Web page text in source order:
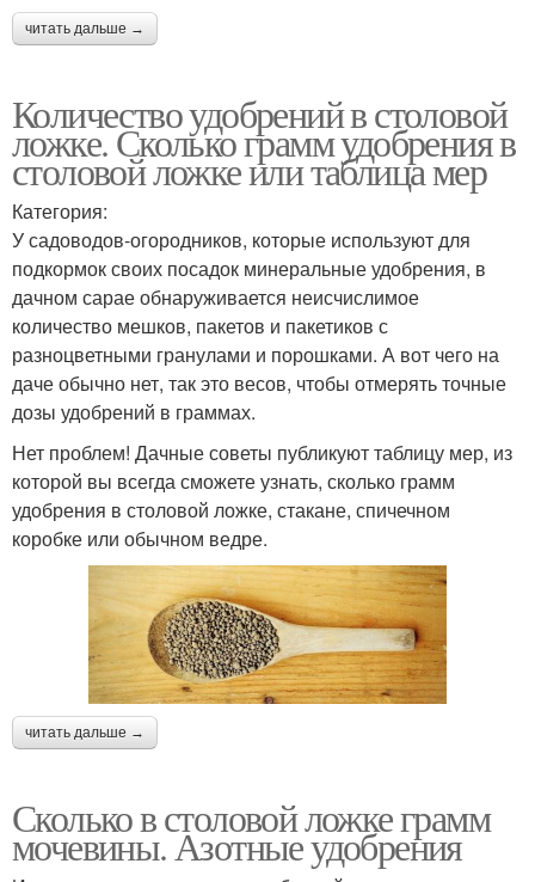
читать дальше →
Количество удобрений в столовой
ложке. Сколько грамм удобрения в
столовой ложке или таблица мер
Категория:
У садоводов-огородников, которые используют для
подкормок своих посадок минеральные удобрения, в
дачном сарае обнаруживается неисчислимое
количество мешков, пакетов и пакетиков с
разноцветными гранулами и порошками. А вот чего на
даче обычно нет, так это весов, чтобы отмерять точные
дозы удобрений в граммах.
Нет проблем! Дачные советы публикуют таблицу мер, из
которой вы всегда сможете узнать, сколько грамм
удобрения в столовой ложке, стакане, спичечном
коробке или обычном ведре.
читать дальше →
Сколько в столовой ложке грамм
мочевины. Азотные удобрения